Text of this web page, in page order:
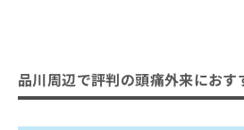
品川周辺で評判の頭痛外来にお